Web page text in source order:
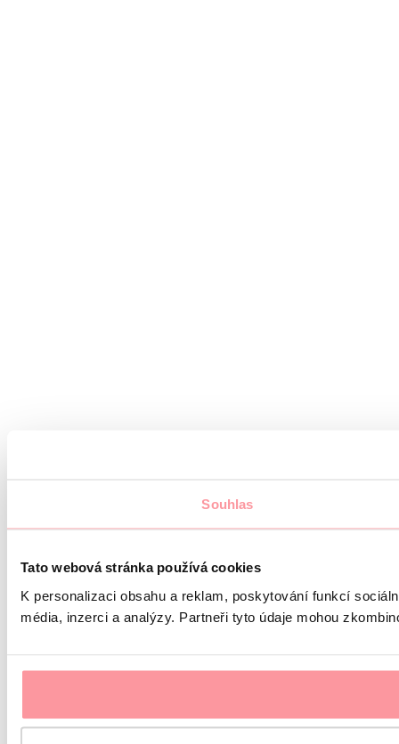
Souhlas
Tato webová stránka používá cookies
K personalizaci obsahu a reklam, poskytování funkcí
média, inzerci a analýzy. Partneři tyto údaje mohou